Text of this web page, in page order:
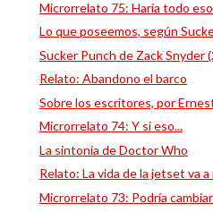
Microrrelato 75: Haría todo eso
Lo que poseemos, según
Sucker Punch de Zack Snyder
Relato: Abandono el barco
Sobre los escritores, por
Microrrelato 74: Y si eso...
La sintonía de Doctor Who
Relato: La vida de la jetset va
Microrrelato 73: Podría